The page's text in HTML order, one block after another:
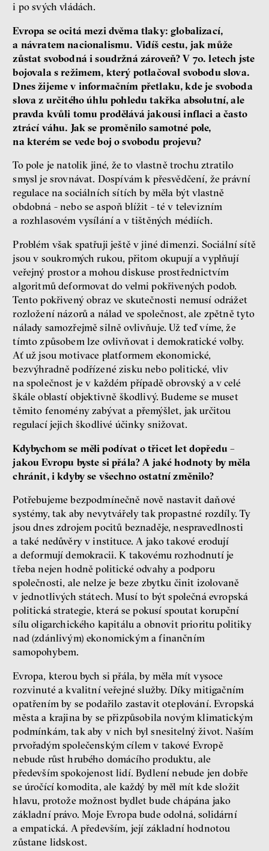
i po svých vládách.
Evropa se ocitá mezi dvěma tlaky: globalizací,
a návratem nacionalismu. Vidíš cestu, jak může
zůstat svobodná i soudržná zároveň? V 70. letech jste
bojovala s režimem, který potlačoval svobodu slova.
Dnes žijeme v informačním přetlaku, kde je svoboda
slova z určitého úhlu pohledu takřka absolutní, ale
pravda kvůli tomu prodělává jakousi inflaci a často
ztrácí váhu. Jak se proměnilo samotné pole,
na kterém se vede boj o svobodu projevu?
To pole je natolik jiné, že to vlastně trochu ztratilo
smysl je srovnávat. Dospívám k přesvědčení, že právní
regulace na sociálních sítích by měla být vlastně
obdobná - nebo se aspoň blížit - té v televizním
a rozhlasovém vysílání a v tištěných médiích.
Problém však spatřuji ještě v jiné dimenzi. Sociální sítě
jsou v soukromých rukou, přitom okupují a vyplňují
veřejný prostor a mohou diskuse prostřednictvím
algoritmů deformovat do velmi pokřivených podob.
Tento pokřivený obraz ve skutečnosti nemusí odrážet
rozložení názorů a nálad ve společnost, ale zpětně tyto
nálady samozřejmě silně ovlivňuje. Už teď víme, že
tímto způsobem lze ovlivňovat i demokratické volby.
Ať už jsou motivace platformem ekonomické,
bezvýhradně podřízené zisku nebo politické, vliv
na společnost je v každém případě obrovský a v celé
škále oblastí objektivně škodlivý. Budeme se muset
těmito fenomény zabývat a přemýšlet, jak určitou
regulací jejich škodlivé účinky snižovat.
Kdybychom se měli podívat o třicet let dopředu –
jakou Evropu byste si přála? A jaké hodnoty by měla
chránit, i kdyby se všechno ostatní změnilo?
Potřebujeme bezpodmínečně nově nastavit daňové
systémy, tak aby nevytvářely tak propastné rozdíly. Ty
jsou dnes zdrojem pocitů beznaděje, nespravedlnosti
a také nedůvěry v instituce. A jako takové erodují
a deformují demokracii. K takovému rozhodnutí je
třeba nejen hodně politické odvahy a podporu
společnosti, ale nelze je beze zbytku činit izolovaně
v jednotlivých státech. Musí to být společná evropská
politická strategie, která se pokusí spoutat korupční
sílu oligarchického kapitálu a obnovit prioritu politiky
nad (zdánlivým) ekonomickým a finančním
samopohybem.
Evropa, kterou bych si přála, by měla mít vysoce
rozvinuté a kvalitní veřejné služby. Díky mitigačním
opatřením by se podařilo zastavit oteplování. Evropská
města a krajina by se přizpůsobila novým klimatickým
podmínkám, tak aby v nich byl snesitelný život. Naším
prvořadým společenským cílem v takové Evropě
nebude růst hrubého domácího produktu, ale
především spokojenost lidí. Bydlení nebude jen dobře
se úročící komodita, ale každý by měl mít kde složit
hlavu, protože možnost bydlet bude chápána jako
základní právo. Moje Evropa bude odolná, solidární
a empatická. A především, její základní hodnotou
zůstane lidskost.